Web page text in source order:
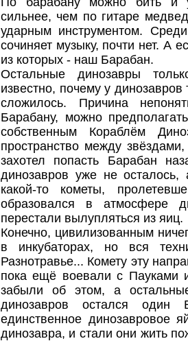
сильнее, чем по гитаре
ударным инструментом.
сочиняет музыку, почти нет. А
из которых - наш Барабан.
Остальные динозавры
известно, почему у
сложилось. Причина
Барабану, можно
собственным Кораблём
пространство между
захотел попасть Барабан
динозавров уже не осталось,
какой-то кометы,
образовался в атмосфере
перестали вылупляться из яиц.
Конечно, цивилизованным
в инкубаторах, но вся
Разнотравье... Комету эту
пока ещё воевали с Пауками
забыли об этом, а
динозавров остался
единственное динозавровое
динозавра, и стали они жить